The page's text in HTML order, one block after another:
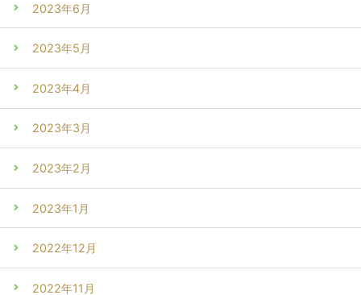
2023年6月
2023年5月
2023年4月
2023年3月
2023年2月
2023年1月
2022年12月
2022年11月